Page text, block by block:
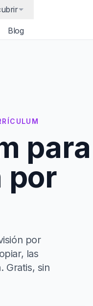
Blog
para
por
por
las
Gratis, sin